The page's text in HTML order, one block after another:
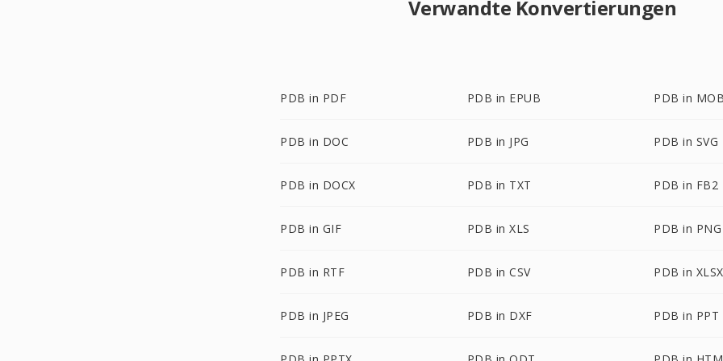
Verwandte Konvertierungen
PDB in PDF PDB in EPUB PDB in
PDB in DOC PDB in JPG PDB in SVG
PDB in DOCX PDB in TXT PDB in FB2
PDB in GIF PDB in XLS PDB in PNG
PDB in RTF PDB in CSV PDB in XLSX
PDB in JPEG PDB in DXF PDB in PPT